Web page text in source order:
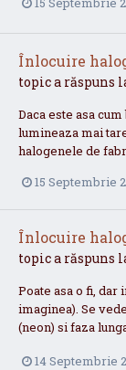
Înlocuire
topic a răspuns
Daca este asa
lumineaza mai
halogenele de
15 Septembrie
Înlocuire
topic a răspuns
Poate asa o fi,
imaginea). Se
(neon) si faza
14 Septembrie